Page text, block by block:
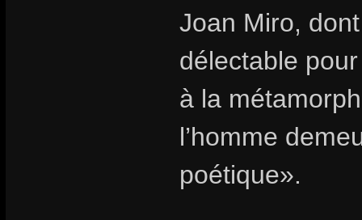
Joan Miro,
délectable
à la
l’homme
poétique».